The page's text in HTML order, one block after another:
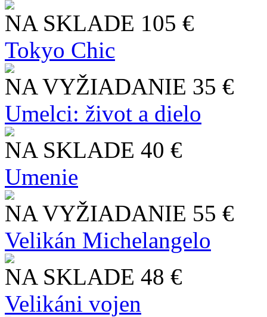
NA SKLADE 105 €
Tokyo Chic
NA VYŽIADANIE 35 €
Umelci: život a dielo
NA SKLADE 40 €
Umenie
NA VYŽIADANIE 55 €
Velikán Michelangelo
NA SKLADE 48 €
Velikáni vojen